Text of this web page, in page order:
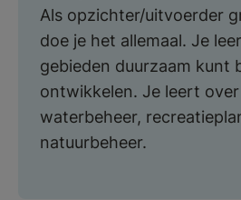
Als opzichter/uitvoerder
doe je het allemaal. Je
gebieden duurzaam kunt
ontwikkelen. Je leert
waterbeheer,
natuurbeheer.